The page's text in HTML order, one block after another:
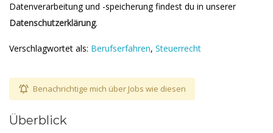
Datenverarbeitung und -speicherung findest du in unserer
Datenschutzerklärung.
Verschlagwortet als: Berufserfahren, Steuerrecht
Benachrichtige mich über Jobs wie diesen
Überblick